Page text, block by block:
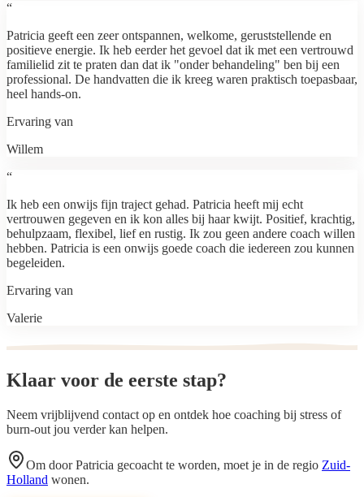
“
Patricia geeft een zeer ontspannen, welkome, geruststellende en
positieve energie. Ik heb eerder het gevoel dat ik met een vertrouwd
familielid zit te praten dan dat ik "onder behandeling" ben bij een
professional. De handvatten die ik kreeg waren praktisch toepasbaar,
heel hands-on.
Ervaring van
Willem
“
Ik heb een onwijs fijn traject gehad. Patricia heeft mij echt
vertrouwen gegeven en ik kon alles bij haar kwijt. Positief, krachtig,
behulpzaam, flexibel, lief en rustig. Ik zou geen andere coach willen
hebben. Patricia is een onwijs goede coach die iedereen zou kunnen
begeleiden.
Ervaring van
Valerie
Klaar voor de eerste stap?
Neem vrijblijvend contact op en ontdek hoe coaching bij stress of
burn-out jou verder kan helpen.
Om doorPatricia gecoacht te worden, moet je in de regio Zuid-
Holland wonen.